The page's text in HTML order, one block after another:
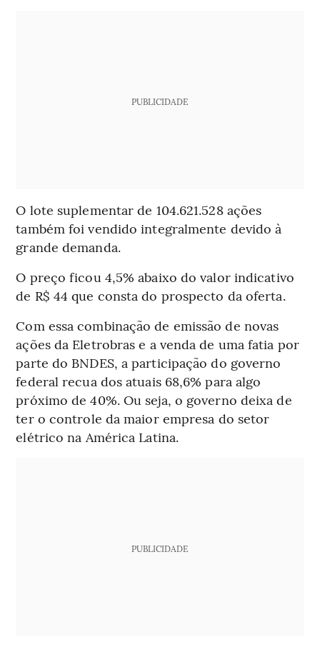
PUBLICIDADE
O lote suplementar de 104.621.528 ações
também foi vendido integralmente devido à
grande demanda.
O preço ficou 4,5% abaixo do valor indicativo
de R$ 44 que consta do prospecto da oferta.
Com essa combinação de emissão de novas
ações da Eletrobras e a venda de uma fatia por
parte do BNDES, a participação do governo
federal recua dos atuais 68,6% para algo
próximo de 40%. Ou seja, o governo deixa de
ter o controle da maior empresa do setor
elétrico na América Latina.
PUBLICIDADE